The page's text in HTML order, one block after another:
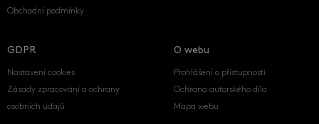
Obchodní podmínky
GDPR
Nastavení cookies
Zásady zpracování a ochrany
osobních údajů
O webu
Prohlášení o přístupnosti
Ochrana autorského díla
Mapa webu